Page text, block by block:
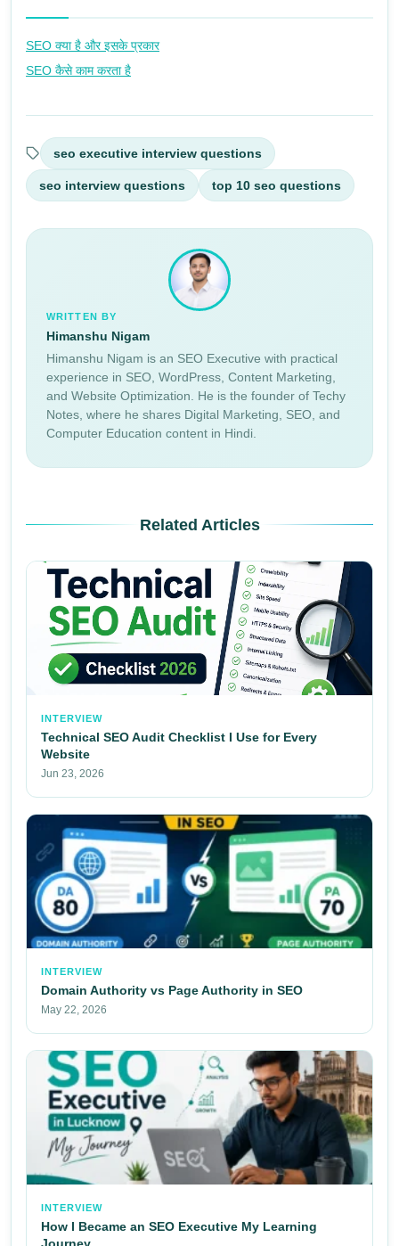
SEO क्या है और इसके प्रकार
SEO कैसे काम करता है
seo executive interview questions
seo interview questions top 10 seo questions
WRITTEN BY
Himanshu Nigam
Himanshu Nigam is an SEO Executive with practical
experience in SEO, WordPress, Content Marketing,
and Website Optimization. He is the founder of Techy
Notes, where he shares Digital Marketing, SEO, and
Computer Education content in Hindi.
Related Articles
INTERVIEW
Technical SEO Audit Checklist I Use for Every
Website
Jun 23, 2026
INTERVIEW
Domain Authority vs Page Authority in SEO
May 22, 2026
INTERVIEW
How I Became an SEO Executive My Learning
Journey